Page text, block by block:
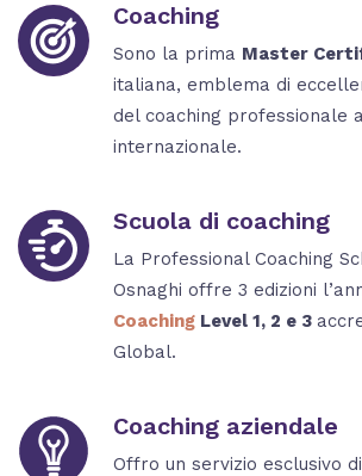
Coaching
Sono la prima Master
italiana, emblema di
del coaching professionale
internazionale.
Scuola di coaching
La Professional Coaching
Osnaghi offre 3 edizioni
Coaching Level 1, 2 e 3
Global.
Coaching aziendale
Offro un servizio esclusivo di